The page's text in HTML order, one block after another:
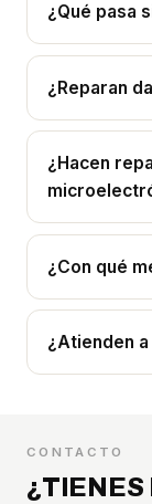
¿Qué pasa
¿Reparan
¿Hacen
¿Con qué
¿Atienden
CONTACTO
¿TIENES